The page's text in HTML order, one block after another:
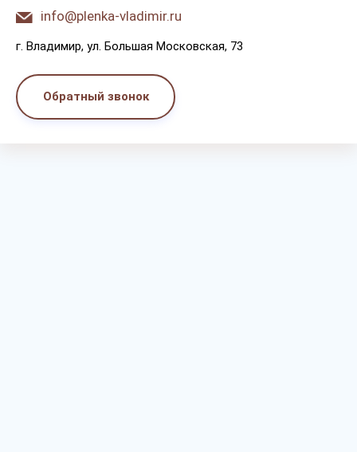
info@plenka-vladimir.ru
г. Bлaдимиp, yл. Бoльшaя Мocкoвcкaя, 73
Обратный звонок